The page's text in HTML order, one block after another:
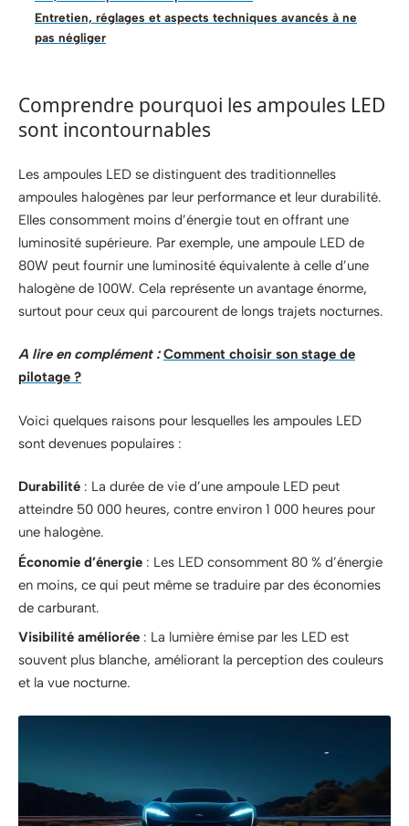
Entretien, réglages et aspects techniques avancés à ne
pas négliger
Comprendre pourquoi les ampoules LED
sont incontournables
Les ampoules LED se distinguent des traditionnelles
ampoules halogènes par leur performance et leur durabilité.
Elles consomment moins d’énergie tout en offrant une
luminosité supérieure. Par exemple, une ampoule LED de
80W peut fournir une luminosité équivalente à celle d’une
halogène de 100W. Cela représente un avantage énorme,
surtout pour ceux qui parcourent de longs trajets nocturnes.
A lire en complément : Comment choisir son stage de
pilotage ?
Voici quelques raisons pour lesquelles les ampoules LED
sont devenues populaires :
Durabilité : La durée de vie d’une ampoule LED peut
atteindre 50 000 heures, contre environ 1 000 heures pour
une halogène.
Économie d’énergie : Les LED consomment 80 % d’énergie
en moins, ce qui peut même se traduire par des économies
de carburant.
Visibilité améliorée : La lumière émise par les LED est
souvent plus blanche, améliorant la perception des couleurs
et la vue nocturne.